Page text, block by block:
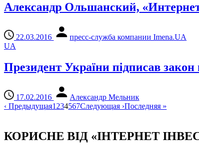
Александр Ольшанский,
22.03.2016
пресс-служба компании Imena.UA
UA
Президент України підписав закон
17.02.2016
Александр Мельник
‹ Предыдущая1 234567Следующая ›Последняя »
КОРИСНЕ ВІД «ІНТЕРНЕТ